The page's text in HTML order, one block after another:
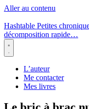
Aller au contenu
Hashtable Petites
décomposition rapide…
Menu
L’auteur
Me contacter
Mes livres